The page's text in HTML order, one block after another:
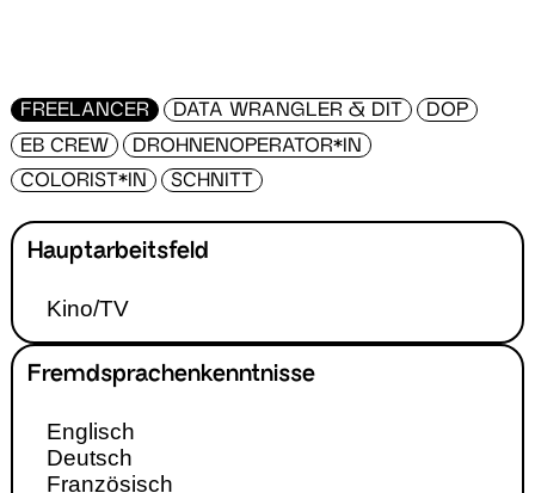
FREELANCER DATA WRANGLER & DIT
DOP
EB CREW
DROHNENOPERATOR*IN
COLORIST*IN
SCHNITT
Hauptarbeitsfeld
Kino/TV
Fremdsprachenkenntnisse
Englisch
Deutsch
Französisch